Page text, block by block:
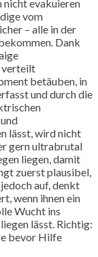
nicht evakuieren
vom
– alle in der
Dank
verteilt
betäuben, in
und durch die
lässt, wird nicht
gern ultrabrutal
liegen, damit
zuerst plausibel,
auf, denkt
wenn ihnen ein
Wucht ins
lässt. Richtig:
bevor Hilfe